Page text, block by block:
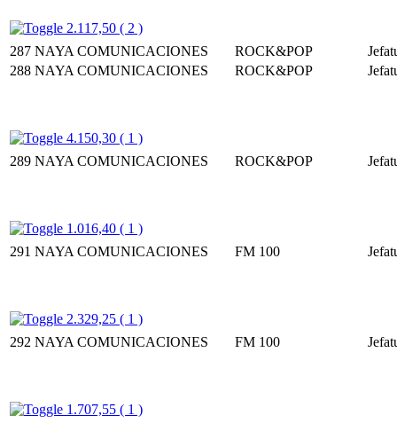
2.117,50 ( 2 )
287 NAYA COMUNICACIONES ROCK&POP
288 NAYA COMUNICACIONES ROCK&POP
4.150,30 ( 1 )
289 NAYA COMUNICACIONES ROCK&POP
1.016,40 ( 1 )
291 NAYA COMUNICACIONES FM 100
2.329,25 ( 1 )
292 NAYA COMUNICACIONES FM 100
1.707,55 ( 1 )